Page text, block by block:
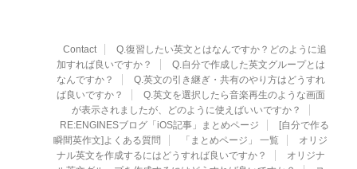
Contact
Q.復習したい英文とはなんですか？どのように追
加すれば良いですか？
Q.自分で作成した英文グループとは
なんですか？
Q.英文の引き継ぎ・共有のやり方はどうすれ
ば良いですか？
Q.英文を選択したら音楽再生のような画面
が表示されましたが、どのように使えばいいですか？
RE:ENGINESブログ「iOS記事」まとめページ
[自分で作る
瞬間英作文]よくある質問
「まとめページ」 一覧
オリジ
ナル英文を作成するにはどうすれば良いですか？
オリジナ